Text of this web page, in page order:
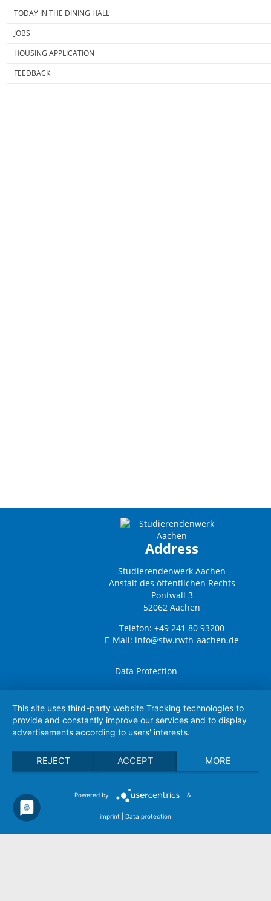
TODAY IN THE DINING HALL
JOBS
HOUSING APPLICATION
FEEDBACK
Address
Studierendenwerk Aachen
Anstalt des öffentlichen Rechts
Pontwall 3
52062 Aachen
Telefon: +49 241 80 93200
E-Mail: info@stw.rwth-aachen.de
Data Protection
Terms
Soziale Netzwerke
This site uses third-party website Tracking technologies to
provide and constantly improve our services and to display
advertisements according to users' interests.
REJECT ACCEPT MORE
Powered by &
imprint Data protection